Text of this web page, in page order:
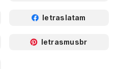
letraslatam
letrasmusbr